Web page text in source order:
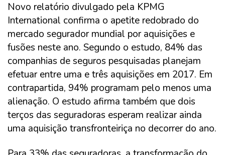
Novo relatório divulgado pela KPMG
International confirma o apetite redobrado do
mercado segurador mundial por aquisições e
fusões neste ano. Segundo o estudo, 84% das
companhias de seguros pesquisadas planejam
efetuar entre uma e três aquisições em 2017. Em
contrapartida, 94% programam pelo menos uma
alienação. O estudo afirma também que dois
terços das seguradoras esperam realizar ainda
uma aquisição transfronteiriça no decorrer do ano.